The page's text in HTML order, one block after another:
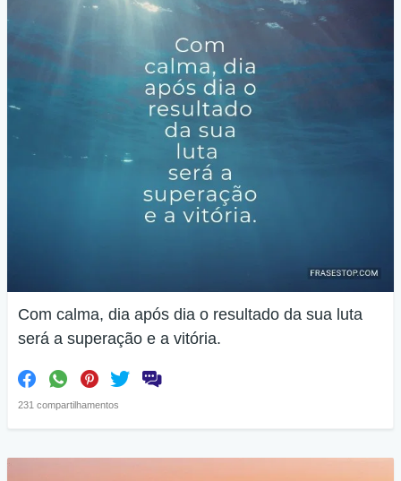
Com calma, dia após dia o resultado da sua luta
será a superação e a vitória.
231 compartilhamentos